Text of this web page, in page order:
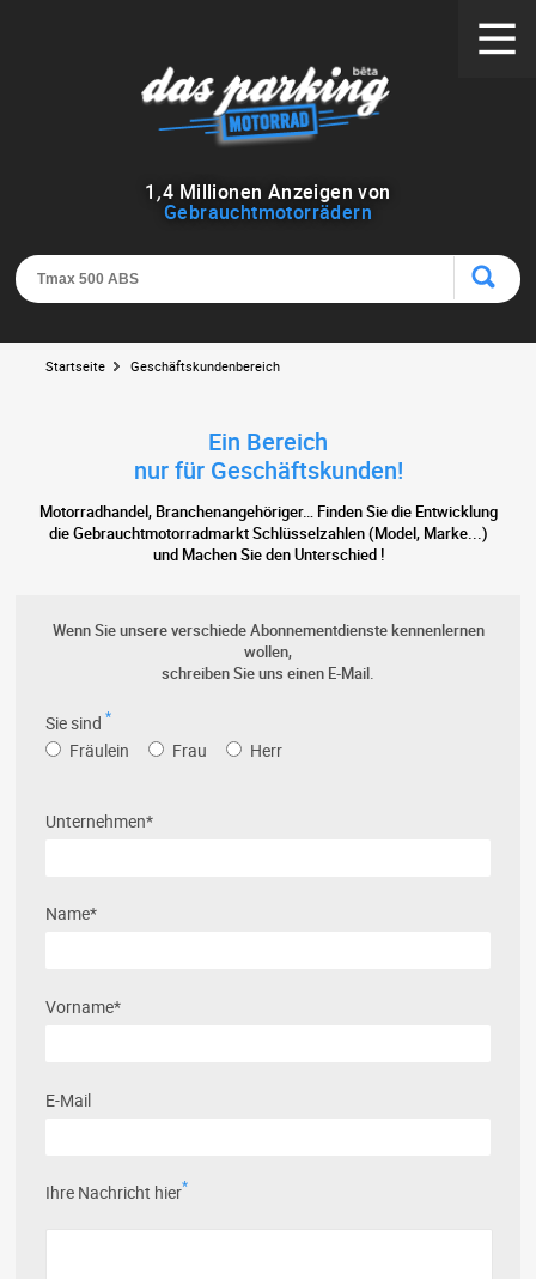
1 ,4 Millionen Anzeigen von
Gebrauchtmotorrädern
Startseite Geschäftskundenbereich
Ein Bereich
nur für Geschäftskunden!
Motorradhandel, Branchenangehöriger… Finden Sie die Entwicklung
die Gebrauchtmotorradmarkt Schlüsselzahlen (Model, Marke...)
und Machen Sie den Unterschied !
Wenn Sie unsere verschiede Abonnementdienste kennenlernen
wollen,
schreiben Sie uns einen E-Mail.
Sie sind*
Fräulein Frau Herr
Unternehmen*
Name*
Vorname*
E-Mail
Ihre Nachricht hier*